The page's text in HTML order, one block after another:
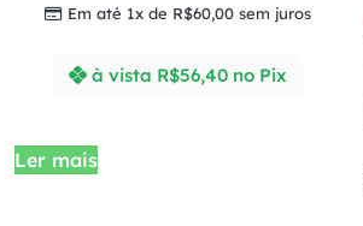
Em até 1x de R$60,00sem juros
à vista R$56,40 no Pix
Ler mais